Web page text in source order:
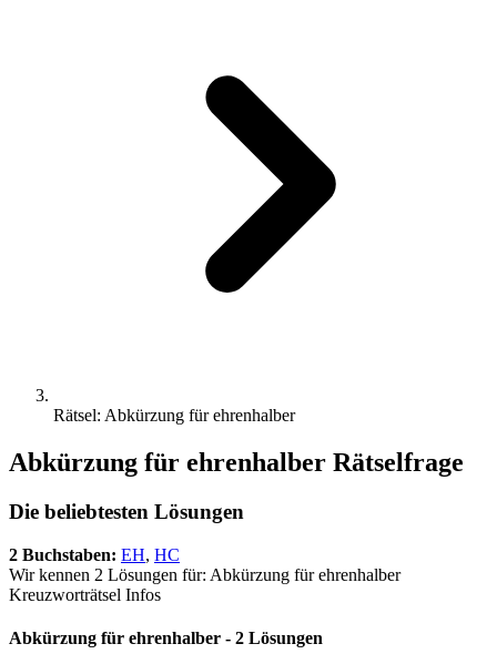
Rätsel: Abkürzung für ehrenhalber
Abkürzung für ehrenhalber Rätselfrage
Die beliebtesten Lösungen
2 Buchstaben: EH, HC
Wir kennen 2 Lösungen für: Abkürzung für ehrenhalber
Kreuzworträtsel Infos
Abkürzung für ehrenhalber - 2 Lösungen